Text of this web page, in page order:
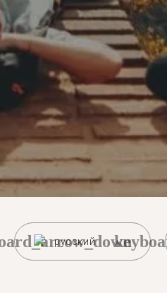
русский